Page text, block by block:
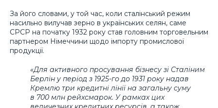
За його словами, у той час, коли сталінський режим
насильно вилучав зерно в українських селян, саме
СРСР на початку 1932 року став головним торговельним
партнером Німеччини щодо імпорту промислової
продукції.
«Для активного просування бізнесу зі Сталіним
Берлін у період з 1925-го до 1931 року надав
Кремлю три кредитні лінії на загальну суму
в 700 млн рейхсмарок. У рамках цих